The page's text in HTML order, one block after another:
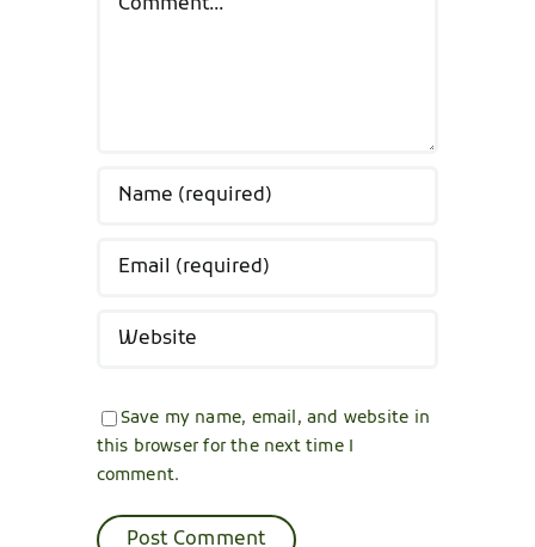
Save my name, email, and website in
this browser for the next time I
comment.